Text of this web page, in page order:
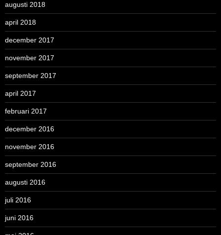
augusti 2018
april 2018
december 2017
november 2017
september 2017
april 2017
februari 2017
december 2016
november 2016
september 2016
augusti 2016
juli 2016
juni 2016